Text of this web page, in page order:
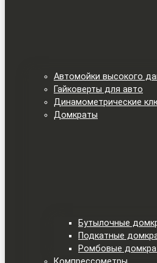
Автомойки высокого
Гайковерты для авто
Динамометрические
Домкраты
Бутылочные
Подкатные
Ромбовые